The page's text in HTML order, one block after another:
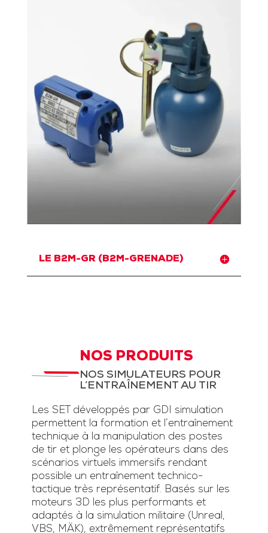
LE B2M-GR (B2M-GRENADE)
NOS PRODUITS
NOS SIMULATEURS POUR
L’ENTRAÎNEMENT AU TIR
Les SET développés par GDI simulation
permettent la formation et l’entraînement
technique à la manipulation des postes
de tir et plonge les opérateurs dans des
scénarios virtuels immersifs rendant
possible un entraînement technico-
tactique très représentatif. Basés sur les
moteurs 3D les plus performants et
adaptés à la simulation militaire (Unreal,
VBS, MÄK), extrêmement représentatifs